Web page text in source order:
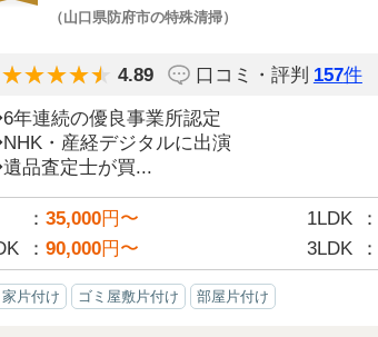
（山口県防府市の特殊清掃）
4.89 口コミ・評判 157件
年連続の優良事業所認定
・産経デジタルに出演
品査定士が買...
35,000円〜 1LDK
90,000円〜 3LDK
片付け ゴミ屋敷片付け 部屋片付け